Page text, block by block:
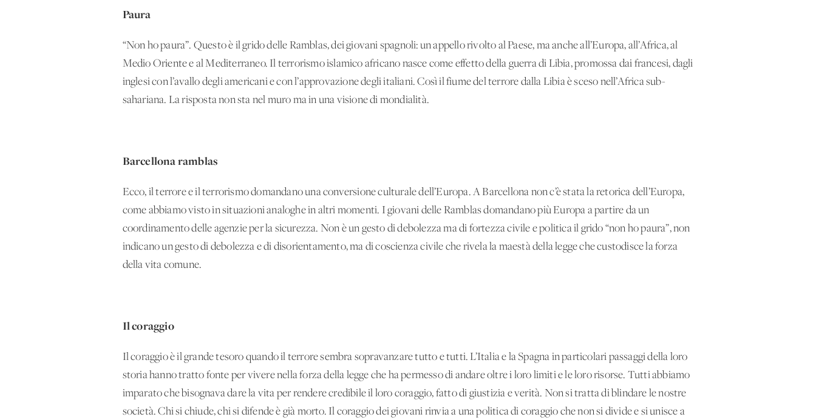
Paura
“Non ho paura”. Questo è il grido delle Ramblas, dei giovani spagnoli: un appello rivolto al Paese, ma anche all’Europa, all’Africa, al
Medio Oriente e al Mediterraneo. Il terrorismo islamico africano nasce come effetto della guerra di Libia, promossa dai francesi, dagli
inglesi con l’avallo degli americani e con l’approvazione degli italiani. Così il fiume del terrore dalla Libia è sceso nell’Africa sub-
sahariana. La risposta non sta nel muro ma in una visione di mondialità.
Barcellona ramblas
Ecco, il terrore e il terrorismo domandano una conversione culturale dell’Europa. A Barcellona non c’è stata la retorica dell’Europa,
come abbiamo visto in situazioni analoghe in altri momenti. I giovani delle Ramblas domandano più Europa a partire da un
coordinamento delle agenzie per la sicurezza. Non è un gesto di debolezza ma di fortezza civile e politica il grido “non ho paura”, non
indicano un gesto di debolezza e di disorientamento, ma di coscienza civile che rivela la maestà della legge che custodisce la forza
della vita comune.
Il coraggio
Il coraggio è il grande tesoro quando il terrore sembra sopravanzare tutto e tutti. L’Italia e la Spagna in particolari passaggi della loro
storia hanno tratto fonte per vivere nella forza della legge che ha permesso di andare oltre i loro limiti e le loro risorse. Tutti abbiamo
imparato che bisognava dare la vita per rendere credibile il loro coraggio, fatto di giustizia e verità. Non si tratta di blindare le nostre
società. Chi si chiude, chi si difende è già morto. Il coraggio dei giovani rinvia a una politica di coraggio che non si divide e si unisce a